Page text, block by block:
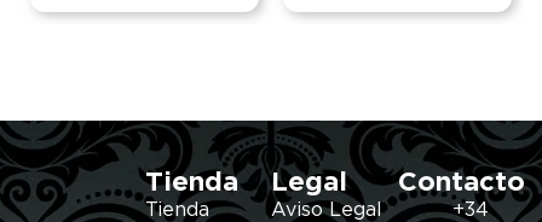
Tienda
Tienda
Legal
Aviso Legal
Contacto
+34